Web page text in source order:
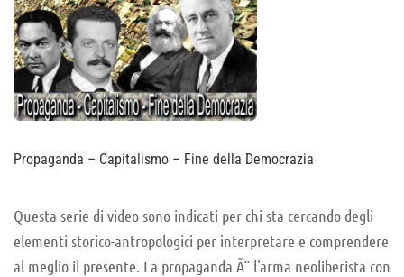
Propaganda – Capitalismo – Fine della Democrazia
Questa serie di video sono indicati per chi sta cercando degli
elementi storico-antropologici per interpretare e comprendere
al meglio il presente. La propaganda Ã¨ l’arma neoliberista con